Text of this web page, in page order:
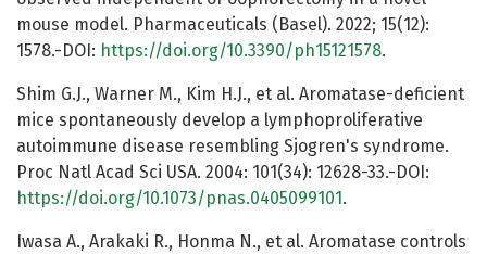
mouse model. Pharmaceuticals (Basel). 2022; 15(12):
1578.-DOI: https://doi.org/10.3390/ph15121578.
Shim G.J., Warner M., Kim H.J., et al. Aromatase-deficient
mice spontaneously develop a lymphoproliferative
autoimmune disease resembling Sjogren's syndrome.
Proc Natl Acad Sci USA. 2004: 101(34): 12628-33.-DOI:
https://doi.org/10.1073/pnas.0405099101 .
Iwasa A., Arakaki R., Honma N., et al. Aromatase controls